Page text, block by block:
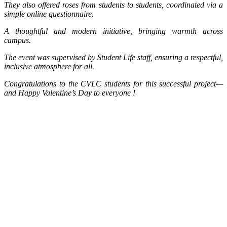
They also offered roses from students to students, coordinated via a
simple online questionnaire.
A thoughtful and modern initiative, bringing warmth across
campus.
The event was supervised by Student Life staff, ensuring a respectful,
inclusive atmosphere for all.
Congratulations to the CVLC students for this successful project—
and Happy Valentine’s Day to everyone !